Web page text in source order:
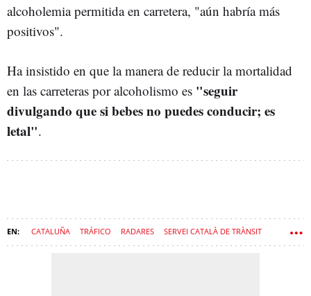
alcoholemia permitida en carretera, "aún habría más
positivos".
Ha insistido en que la manera de reducir la mortalidad
en las carreteras por alcoholismo es "seguir
divulgando que si bebes no puedes conducir; es
letal".
CATALUÑA TRÁFICO RADARES SERVEI CATALÀ DE TRÀNSIT